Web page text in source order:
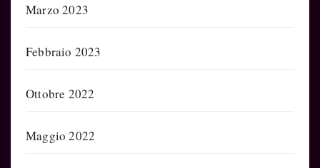
Marzo 2023
Febbraio 2023
Ottobre 2022
Maggio 2022